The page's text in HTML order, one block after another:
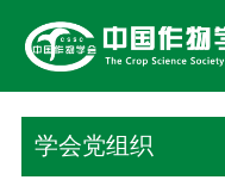
学会党组织